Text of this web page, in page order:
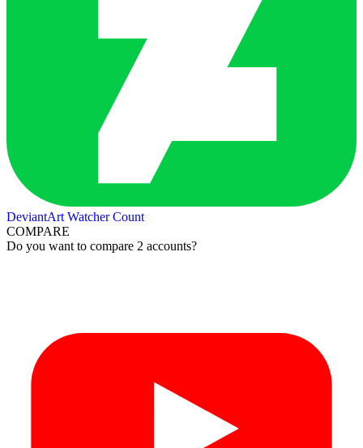
DeviantArt Watcher Count
COMPARE
Do you want to compare 2 accounts?